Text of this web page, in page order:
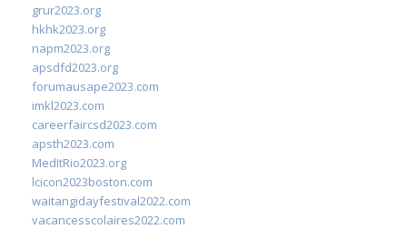
grur2023.org
hkhk2023.org
napm2023.org
apsdfd2023.org
forumausape2023.com
imkl2023.com
careerfaircsd2023.com
apsth2023.com
MedItRio2023.org
lcicon2023boston.com
waitangidayfestival2022.com
vacancesscolaires2022.com